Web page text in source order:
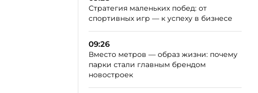
Стратегия маленьких побед: от
спортивных игр — к успеху в бизнесе
09:26
Вместо метров — образ жизни: почему
парки стали главным брендом
новостроек